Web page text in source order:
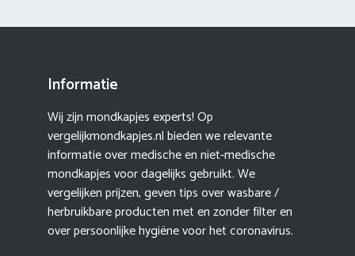
Informatie
Wij zijn mondkapjes experts! Op
vergelijkmondkapjes.nl bieden we relevante
informatie over medische en niet-medische
mondkapjes voor dagelijks gebruikt. We
vergelijken prijzen, geven tips over wasbare /
herbruikbare producten met en zonder filter en
over persoonlijke hygiëne voor het coronavirus.